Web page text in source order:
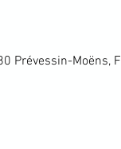
Prévessin-Moëns,